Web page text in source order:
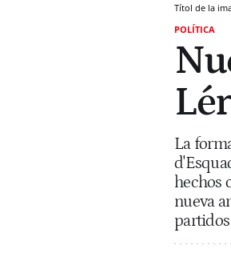
Títol de la
POLÍTICA
La
hechos
nueva